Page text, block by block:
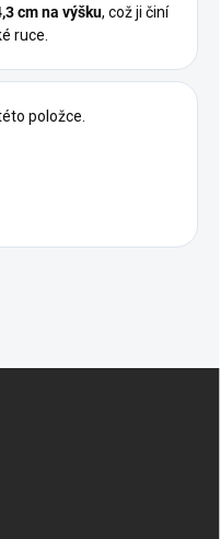
cm na výšku, což ji činí
ruce.
položce.